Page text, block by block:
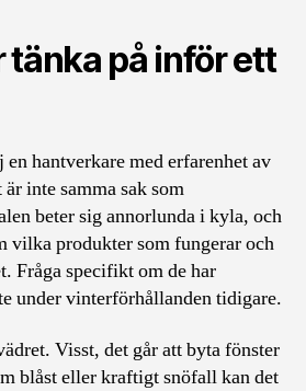
tänka på inför ett
hantverkare med erfarenhet av
inte samma sak som
beter sig annorlunda i kyla, och
vilka produkter som fungerar och
Fråga specifikt om de har
under vinterförhållanden tidigare.
Visst, det går att byta fönster
blåst eller kraftigt snöfall kan det